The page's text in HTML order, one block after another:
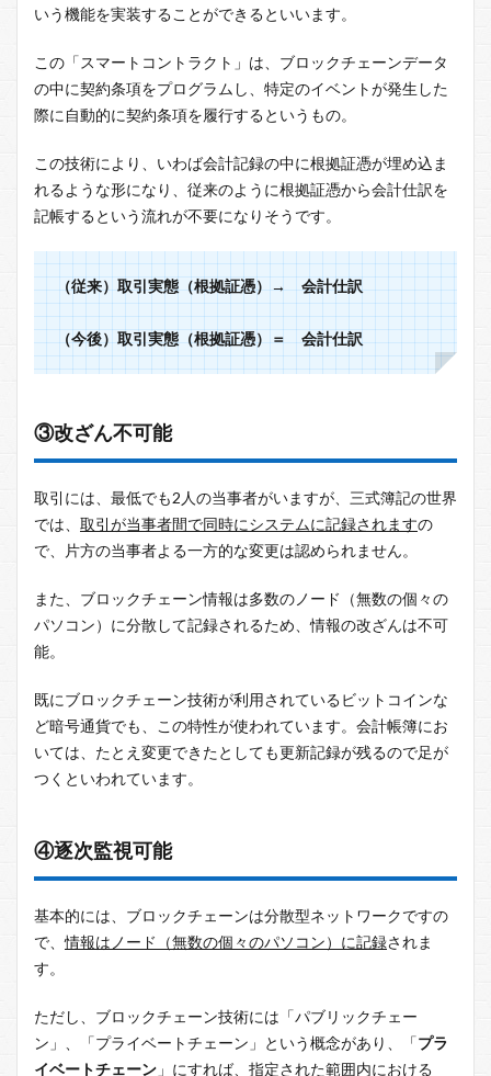
いう機能を実装することができるといいます。
この「スマートコントラクト」は、ブロックチェーンデータ
の中に契約条項をプログラムし、特定のイベントが発生した
際に自動的に契約条項を履行するというもの。
この技術により、いわば会計記録の中に根拠証憑が埋め込ま
れるような形になり、従来のように根拠証憑から会計仕訳を
記帳するという流れが不要になりそうです。
（従来）取引実態（根拠証憑）→ 会計仕訳
（今後）取引実態（根拠証憑）＝ 会計仕訳
③改ざん不可能
取引には、最低でも2人の当事者がいますが、三式簿記の世界
では、 取引が当事者間で同時にシステムに記録されますの
で、片方の当事者よる一方的な変更は認められません。
また、ブロックチェーン情報は多数のノード（無数の個々の
パソコン）に分散して記録されるため、情報の改ざんは不可
能。
既にブロックチェーン技術が利用されているビットコインな
ど暗号通貨でも、この特性が使われています。会計帳簿にお
いては、たとえ変更できたとしても更新記録が残るので足が
つくといわれています。
④逐次監視可能
基本的には、ブロックチェーンは分散型ネットワークですの
で、情報はノード（無数の個々のパソコン）に記録されま
す。
ただし、ブロックチェーン技術には「パブリックチェー
ン」、「プライベートチェーン」という概念があり、「プラ
イベートチェーン 」にすれば、指定された範囲内における